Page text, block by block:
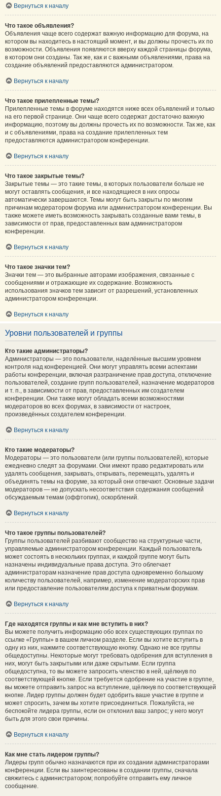
Вернуться к началу
Что такое объявления?
Объявления чаще всего содержат важную информацию для форума, на
котором вы находитесь в настоящий момент, и вы должны прочесть их по
возможности. Объявления появляются вверху каждой страницы форума,
в котором они созданы. Так же, как и с важными объявлениями, права на
создание объявлений предоставляются администратором.
Вернуться к началу
Что такое прилепленные темы?
Прилепленные темы в форуме находятся ниже всех объявлений и только
на его первой странице. Они чаще всего содержат достаточно важную
информацию, поэтому вы должны прочесть их по возможности. Так же, как
и с объявлениями, права на создание прилепленных тем
предоставляются администратором конференции.
Вернуться к началу
Что такое закрытые темы?
Закрытые темы — это такие темы, в которых пользователи больше не
могут оставлять сообщения, и все находящиеся в них опросы
автоматически завершаются. Темы могут быть закрыты по многим
причинам модератором форума или администратором конференции. Вы
также можете иметь возможность закрывать созданные вами темы, в
зависимости от прав, предоставленных вам администратором
конференции.
Вернуться к началу
Что такое значки тем?
Значки тем — это выбранные авторами изображения, связанные с
сообщениями и отражающие их содержание. Возможность
использования значков тем зависит от разрешений, установленных
администратором конференции.
Вернуться к началу
Уровни пользователей и группы
Кто такие администраторы?
Администраторы — это пользователи, наделённые высшим уровнем
контроля над конференцией. Они могут управлять всеми аспектами
работы конференции, включая разграничение прав доступа, отключение
пользователей, создание групп пользователей, назначение модераторов
и т. п., в зависимости от прав, предоставленных им создателем
конференции. Они также могут обладать всеми возможностями
модераторов во всех форумах, в зависимости от настроек,
произведённых создателем конференции.
Вернуться к началу
Кто такие модераторы?
Модераторы — это пользователи (или группы пользователей), которые
ежедневно следят за форумами. Они имеют право редактировать или
удалять сообщения, закрывать, открывать, перемещать, удалять и
объединять темы на форуме, за который они отвечают. Основные задачи
модераторов — не допускать несоответствия содержания сообщений
обсуждаемым темам (оффтопик), оскорблений.
Вернуться к началу
Что такое группы пользователей?
Группы пользователей разбивают сообщество на структурные части,
управляемые администратором конференции. Каждый пользователь
может состоять в нескольких группах, и каждой группе могут быть
назначены индивидуальные права доступа. Это облегчает
администраторам назначение прав доступа одновременно большому
количеству пользователей, например, изменение модераторских прав
или предоставление пользователям доступа к приватным форумам.
Вернуться к началу
Где находятся группы и как мне вступить в них?
Вы можете получить информацию обо всех существующих группах по
ссылке «Группы» в вашем личном разделе. Если вы хотите вступить в
одну из них, нажмите соответствующую кнопку. Однако не все группы
общедоступны. Некоторые могут требовать одобрения для вступления в
них, могут быть закрытыми или даже скрытыми. Если группа
общедоступна, то вы можете запросить членство в ней, щёлкнув по
соответствующей кнопке. Если требуется одобрение на участие в группе,
вы можете отправить запрос на вступление, щёлкнув по соответствующей
кнопке. Лидер группы должен будет одобрить ваше участие в группе и
может спросить, зачем вы хотите присоединиться. Пожалуйста, не
беспокойте лидера группы, если он отклонил ваш запрос; у него могут
быть для этого свои причины.
Вернуться к началу
Как мне стать лидером группы?
Лидеры групп обычно назначаются при их создании администраторами
конференции. Если вы заинтересованы в создании группы, сначала
свяжитесь с администратором; попробуйте отправить ему личное
сообщение.